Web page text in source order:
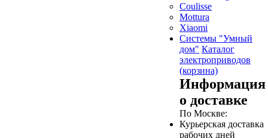
Coulisse
Mottura
Xiaomi
Системы "Умный
дом" Каталог
электроприводов
(корзина)
Информация
о доставке
По Москве:
Курьерская доставка
рабочих дней